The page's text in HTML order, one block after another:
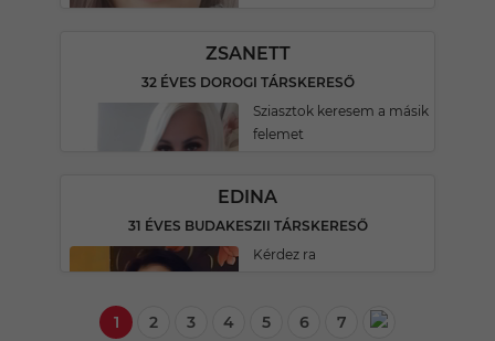
ZSANETT
32 ÉVES DOROGI TÁRSKERESŐ
Sziasztok keresem a másik
felemet
EDINA
31 ÉVES BUDAKESZII TÁRSKERESŐ
Kérdez ra
1 2 3 4 5 6 7